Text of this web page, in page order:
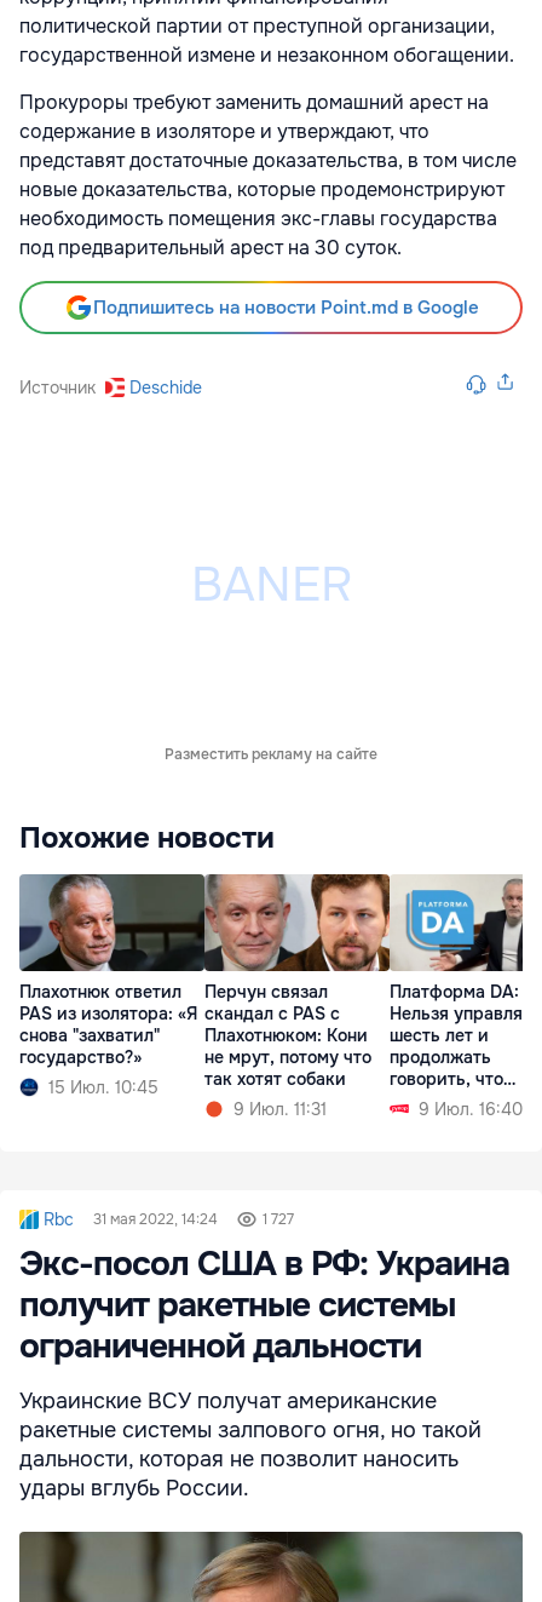
политической партии от преступной организации,
государственной измене и незаконном обогащении.
Прокуроры требуют заменить домашний арест на
содержание в изоляторе и утверждают, что
представят достаточные доказательства, в том числе
новые доказательства, которые продемонстрируют
необходимость помещения экс-главы государства
под предварительный арест на 30 суток.
Подпишитесь на новости Point.md в Google
Источник Deschide
Разместить рекламу на сайте
Похожие новости
Плахотнюк ответил
PAS из изолятора: «Я
снова "захватил"
государство?»
15 Июл. 10:45
Перчун связал
скандал с PAS с
Плахотнюком: Кони
не мрут, потому что
так хотят собаки
9 Июл. 11:31
Платформа DA:
Нельзя управлять
шесть лет и
продолжать
говорить, что
виноват
9 Июл. 16:40
Rbc 31 мая 2022, 14:24 1 727
Экс-посол США в РФ: Украина
получит ракетные системы
ограниченной дальности
Украинские ВСУ получат американские
ракетные системы залпового огня, но такой
дальности, которая не позволит наносить
удары вглубь России.